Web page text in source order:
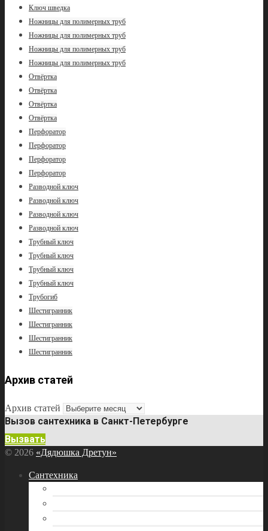
Ключ шведка
Ножницы для полимерных труб
Ножницы для полимерных труб
Ножницы для полимерных труб
Ножницы для полимерных труб
Отвёртка
Отвёртка
Отвёртка
Отвёртка
Перфоратор
Перфоратор
Перфоратор
Перфоратор
Разводной ключ
Разводной ключ
Разводной ключ
Разводной ключ
Трубный ключ
Трубный ключ
Трубный ключ
Трубный ключ
Трубогиб
Шестигранник
Шестигранник
Шестигранник
Шестигранник
Архив статей
Архив статей
Вызов сантехника в Санкт-Петербурге
Вызвать
© 2026 «Дядюшка Дретун»
Сантехника